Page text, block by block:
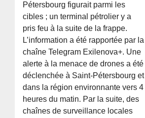
Pétersbourg figurait parmi les
cibles ; un terminal pétrolier y a
pris feu à la suite de la frappe.
L’information a été rapportée par la
chaîne Telegram Exilenova+. Une
alerte à la menace de drones a été
déclenchée à Saint-Pétersbourg et
dans la région environnante vers 4
heures du matin. Par la suite, des
chaînes de surveillance locales